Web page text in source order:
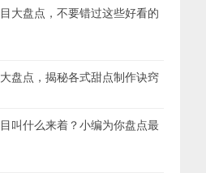
大盘点，不要错过这些好看的
盘点，揭秘各式甜点制作诀窍
叫什么来着？小编为你盘点最